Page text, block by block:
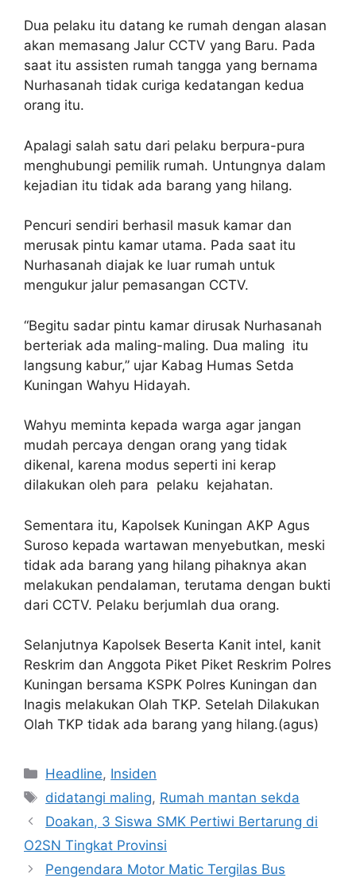
Dua pelaku itu datang ke rumah dengan alasan
akan memasang Jalur CCTV yang Baru. Pada
saat itu assisten rumah tangga yang bernama
Nurhasanah tidak curiga kedatangan kedua
orang itu.
Apalagi salah satu dari pelaku berpura-pura
menghubungi pemilik rumah. Untungnya dalam
kejadian itu tidak ada barang yang hilang.
Pencuri sendiri berhasil masuk kamar dan
merusak pintu kamar utama. Pada saat itu
Nurhasanah diajak ke luar rumah untuk
mengukur jalur pemasangan CCTV.
“Begitu sadar pintu kamar dirusak Nurhasanah
berteriak ada maling-maling. Dua maling itu
langsung kabur,” ujar Kabag Humas Setda
Kuningan Wahyu Hidayah.
Wahyu meminta kepada warga agar jangan
mudah percaya dengan orang yang tidak
dikenal, karena modus seperti ini kerap
dilakukan oleh para pelaku kejahatan.
Sementara itu, Kapolsek Kuningan AKP Agus
Suroso kepada wartawan menyebutkan, meski
tidak ada barang yang hilang pihaknya akan
melakukan pendalaman, terutama dengan bukti
dari CCTV. Pelaku berjumlah dua orang.
Selanjutnya Kapolsek Beserta Kanit intel, kanit
Reskrim dan Anggota Piket Piket Reskrim Polres
Kuningan bersama KSPK Polres Kuningan dan
Inagis melakukan Olah TKP. Setelah Dilakukan
Olah TKP tidak ada barang yang hilang.(agus)
Kategori
Headline, Insiden
Tag
didatangi maling, Rumah mantan sekda
Doakan, 3 Siswa SMK Pertiwi Bertarung di
O2SN Tingkat Provinsi
Pengendara Motor Matic Tergilas Bus